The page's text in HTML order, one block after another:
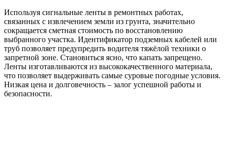
Используя сигнальные ленты в ремонтных работах,
связанных с извлечением земли из грунта, значительно
сокращается сметная стоимость по восстановлению
выбранного участка. Идентификатор подземных кабелей или
труб позволяет предупредить водителя тяжёлой техники о
запретной зоне. Становиться ясно, что капать запрещено.
Ленты изготавливаются из высококачественного материала,
что позволяет выдерживать самые суровые погодные условия.
Низкая цена и долговечность – залог успешной работы и
безопасности.